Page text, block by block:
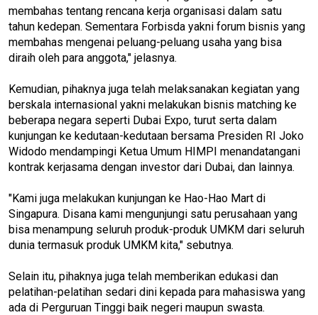
membahas tentang rencana kerja organisasi dalam satu
tahun kedepan. Sementara Forbisda yakni forum bisnis yang
membahas mengenai peluang-peluang usaha yang bisa
diraih oleh para anggota," jelasnya.
Kemudian, pihaknya juga telah melaksanakan kegiatan yang
berskala internasional yakni melakukan bisnis matching ke
beberapa negara seperti Dubai Expo, turut serta dalam
kunjungan ke kedutaan-kedutaan bersama Presiden RI Joko
Widodo mendampingi Ketua Umum HIMPI menandatangani
kontrak kerjasama dengan investor dari Dubai, dan lainnya.
"Kami juga melakukan kunjungan ke Hao-Hao Mart di
Singapura. Disana kami mengunjungi satu perusahaan yang
bisa menampung seluruh produk-produk UMKM dari seluruh
dunia termasuk produk UMKM kita," sebutnya.
Selain itu, pihaknya juga telah memberikan edukasi dan
pelatihan-pelatihan sedari dini kepada para mahasiswa yang
ada di Perguruan Tinggi baik negeri maupun swasta.